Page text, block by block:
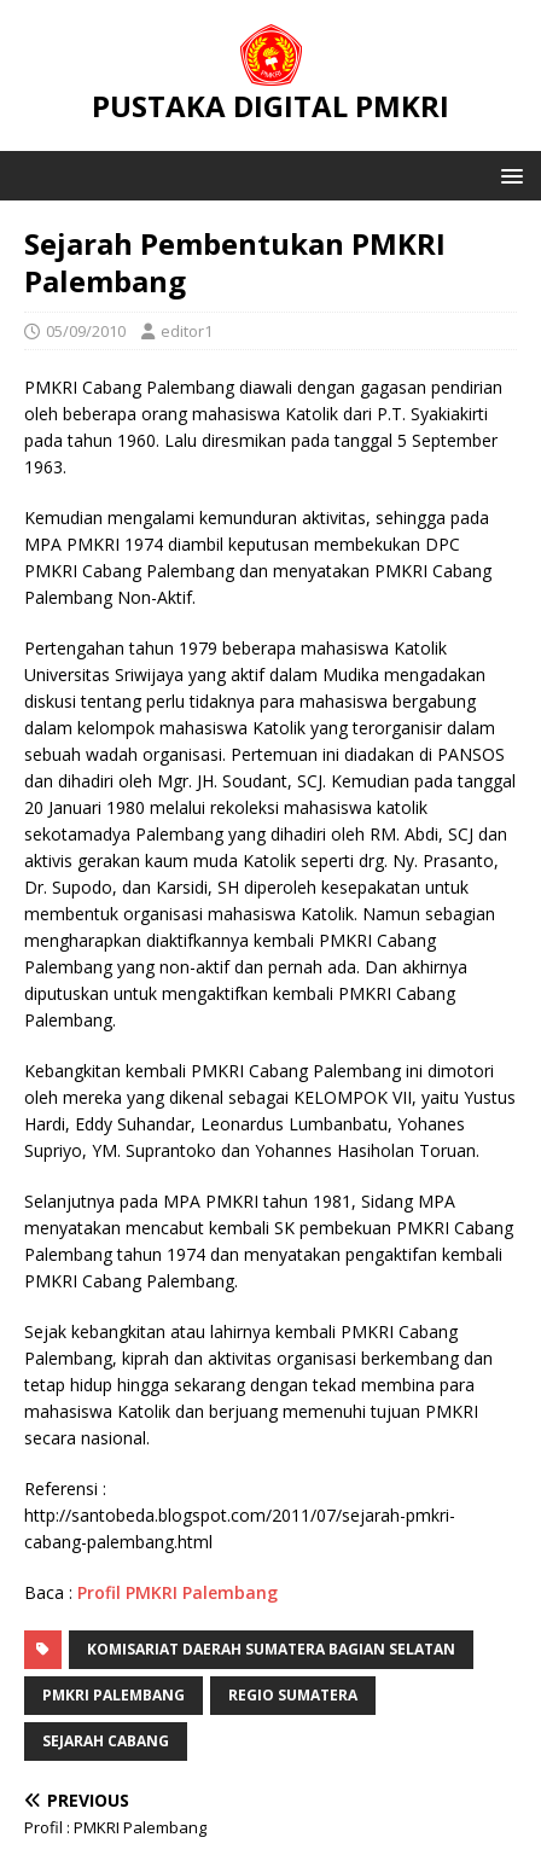
PUSTAKA DIGITAL PMKRI
Sejarah Pembentukan PMKRI
Palembang
05/09/2010 editor1
PMKRI Cabang Palembang diawali dengan gagasan pendirian
oleh beberapa orang mahasiswa Katolik dari P.T. Syakiakirti
pada tahun 1960. Lalu diresmikan pada tanggal 5 September
1963.
Kemudian mengalami kemunduran aktivitas, sehingga pada
MPA PMKRI 1974 diambil keputusan membekukan DPC
PMKRI Cabang Palembang dan menyatakan PMKRI Cabang
Palembang Non-Aktif.
Pertengahan tahun 1979 beberapa mahasiswa Katolik
Universitas Sriwijaya yang aktif dalam Mudika mengadakan
diskusi tentang perlu tidaknya para mahasiswa bergabung
dalam kelompok mahasiswa Katolik yang terorganisir dalam
sebuah wadah organisasi. Pertemuan ini diadakan di PANSOS
dan dihadiri oleh Mgr. JH. Soudant, SCJ. Kemudian pada tanggal
20 Januari 1980 melalui rekoleksi mahasiswa katolik
sekotamadya Palembang yang dihadiri oleh RM. Abdi, SCJ dan
aktivis gerakan kaum muda Katolik seperti drg. Ny. Prasanto,
Dr. Supodo, dan Karsidi, SH diperoleh kesepakatan untuk
membentuk organisasi mahasiswa Katolik. Namun sebagian
mengharapkan diaktifkannya kembali PMKRI Cabang
Palembang yang non-aktif dan pernah ada. Dan akhirnya
diputuskan untuk mengaktifkan kembali PMKRI Cabang
Palembang.
Kebangkitan kembali PMKRI Cabang Palembang ini dimotori
oleh mereka yang dikenal sebagai KELOMPOK VII, yaitu Yustus
Hardi, Eddy Suhandar, Leonardus Lumbanbatu, Yohanes
Supriyo, YM. Suprantoko dan Yohannes Hasiholan Toruan.
Selanjutnya pada MPA PMKRI tahun 1981, Sidang MPA
menyatakan mencabut kembali SK pembekuan PMKRI Cabang
Palembang tahun 1974 dan menyatakan pengaktifan kembali
PMKRI Cabang Palembang.
Sejak kebangkitan atau lahirnya kembali PMKRI Cabang
Palembang, kiprah dan aktivitas organisasi berkembang dan
tetap hidup hingga sekarang dengan tekad membina para
mahasiswa Katolik dan berjuang memenuhi tujuan PMKRI
secara nasional.
Referensi :
http://santobeda.blogspot.com/2011/07/sejarah-pmkri-
cabang-palembang.html
Baca : Profil PMKRI Palembang
KOMISARIAT DAERAH SUMATERA BAGIAN SELATAN
PMKRI PALEMBANG REGIO SUMATERA
SEJARAH CABANG
PREVIOUS
Profil : PMKRI Palembang